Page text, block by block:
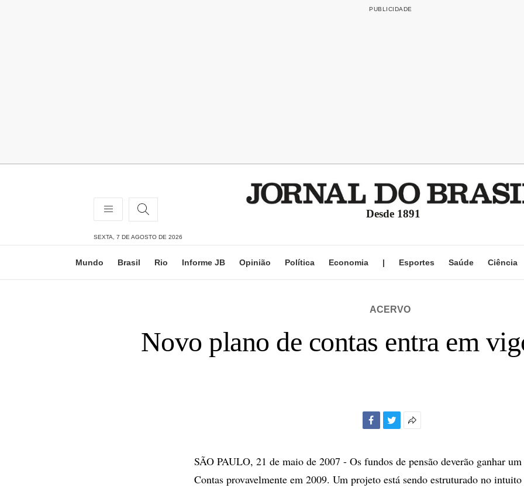
Desde 1891
SEXTA, 7 DE AGOSTO DE 2026
Mundo Brasil Rio Informe JB Opinião Política Economia | Esportes Saúde Ciência
ACERVO
Novo plano de contas entra em
compartilhamento
SÃO PAULO, 21 de maio de 2007 - Os fundos de pensão deverão ganhar
Contas provavelmente em 2009. Um projeto está sendo estruturado no